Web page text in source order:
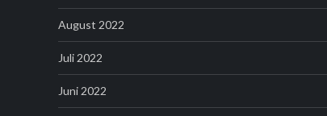
August 2022
Juli 2022
Juni 2022